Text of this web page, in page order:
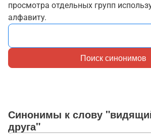
просмотра отдельных групп
алфавиту.
Поиск синонимов
Синонимы к слову
друга"